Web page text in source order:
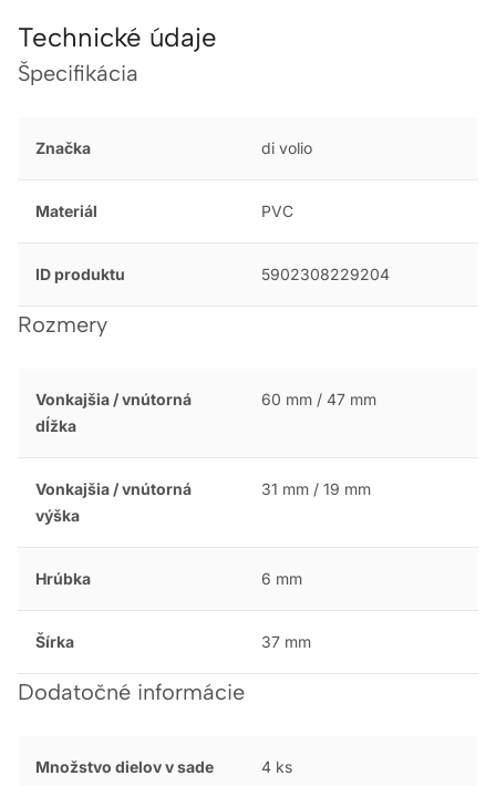
Technické údaje
Špecifikácia
Značka di volio
Materiál PVC
ID produktu 5902308229204
Rozmery
Vonkajšia / vnútorná
dĺžka
60 mm / 47 mm
Vonkajšia / vnútorná
výška
31 mm / 19 mm
Hrúbka 6 mm
Šírka 37 mm
Dodatočné informácie
Množstvo dielov v sade 4 ks